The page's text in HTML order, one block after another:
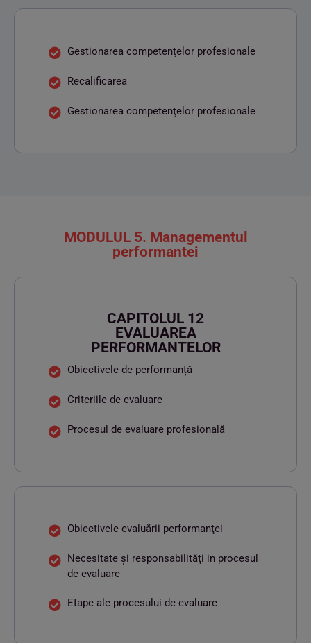
Gestionarea competenţelor profesionale
Recalificarea
Gestionarea competenţelor profesionale
MODULUL 5. Managementul
performantei
CAPITOLUL 12
EVALUAREA
PERFORMANTELOR
Obiectivele de performanță
Criteriile de evaluare
Procesul de evaluare profesională
Obiectivele evaluării performanţei
Necesitate şi responsabilităţi in procesul
de evaluare
Etape ale procesului de evaluare